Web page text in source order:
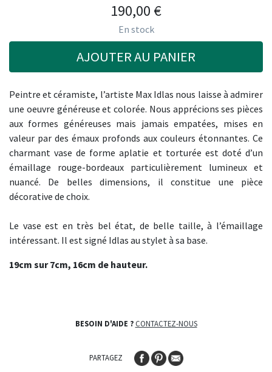
190,00 €
En stock
AJOUTER AU PANIER
Peintre et céramiste, l’artiste Max Idlas nous laisse à admirer
une oeuvre généreuse et colorée. Nous apprécions ses pièces
aux formes généreuses mais jamais empatées, mises en
valeur par des émaux profonds aux couleurs étonnantes. Ce
charmant vase de forme aplatie et torturée est doté d’un
émaillage rouge-bordeaux particulièrement lumineux et
nuancé. De belles dimensions, il constitue une pièce
décorative de choix.
Le vase est en très bel état, de belle taille, à l’émaillage
intéressant. Il est signé Idlas au stylet à sa base.
19cm sur 7cm, 16cm de hauteur.
BESOIN D'AIDE ? CONTACTEZ-NOUS
PARTAGEZ